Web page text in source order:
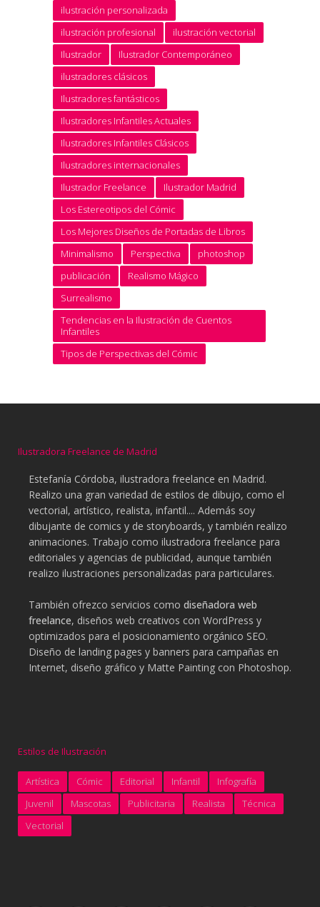
ilustración personalizada
ilustración profesional
ilustración vectorial
Ilustrador
Ilustrador Contemporáneo
ilustradores clásicos
Ilustradores fantásticos
Ilustradores Infantiles Actuales
Ilustradores Infantiles Clásicos
Ilustradores internacionales
Ilustrador Freelance
Ilustrador Madrid
Los Estereotipos del Cómic
Los Mejores Diseños de Portadas de Libros
Minimalismo
Perspectiva
photoshop
publicación
Realismo Mágico
Surrealismo
Tendencias en la Ilustración de Cuentos
Infantiles
Tipos de Perspectivas del Cómic
Ilustradora Freelance de Madrid
Estefanía Córdoba, ilustradora freelance en Madrid.
Realizo una gran variedad de estilos de dibujo, como el
vectorial, artístico, realista, infantil.... Además soy
dibujante de comics y de storyboards, y también realizo
animaciones. Trabajo como ilustradora freelance para
editoriales y agencias de publicidad, aunque también
realizo ilustraciones personalizadas para particulares.
También ofrezco servicios como diseñadora web
freelance, diseños web creativos con WordPress y
optimizados para el posicionamiento orgánico SEO.
Diseño de landing pages y banners para campañas en
Internet, diseño gráfico y Matte Painting con Photoshop.
Estilos de Ilustración
Artística Cómic Editorial Infantil
Infografía
Juvenil
Mascotas Publicitaria Realista
Técnica
Vectorial